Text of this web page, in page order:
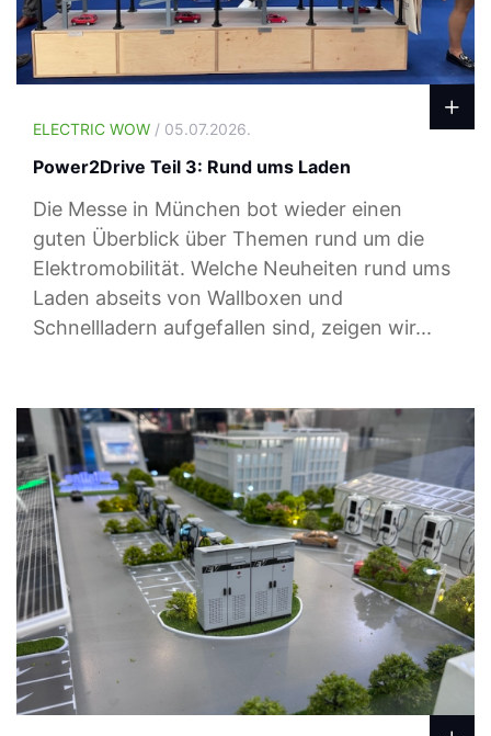
ELECTRIC WOW / 05.07.2026.
Power2Drive Teil 3: Rund ums Laden
Die Messe in München bot wieder einen
guten Überblick über Themen rund um die
Elektromobilität. Welche Neuheiten rund ums
Laden abseits von Wallboxen und
Schnellladern aufgefallen sind, zeigen wir...